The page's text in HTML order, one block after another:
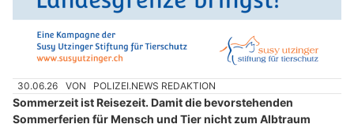
30.06.26 VON POLIZEI.NEWS REDAKTION
Sommerzeit ist Reisezeit. Damit die bevorstehenden
Sommerferien für Mensch und Tier nicht zum Albtraum